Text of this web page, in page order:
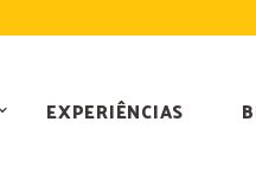
EXPERIÊNCIAS